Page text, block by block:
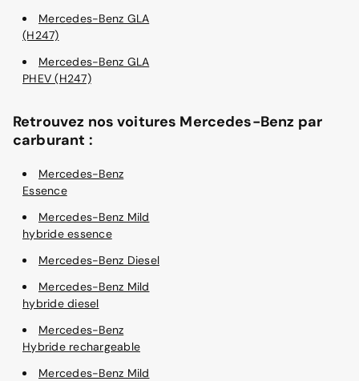
Mercedes-Benz GLA
(H247)
Mercedes-Benz GLA
PHEV (H247)
Retrouvez nos voitures Mercedes-Benz par
carburant :
Mercedes-Benz
Essence
Mercedes-Benz Mild
hybride essence
Mercedes-Benz Diesel
Mercedes-Benz Mild
hybride diesel
Mercedes-Benz
Hybride rechargeable
Mercedes-Benz Mild